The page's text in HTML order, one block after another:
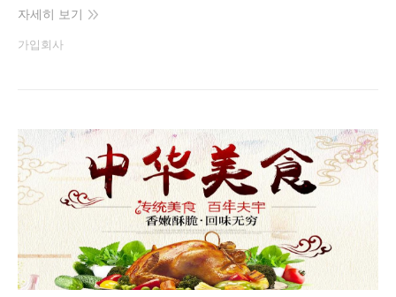
자세히 보기
가입회사